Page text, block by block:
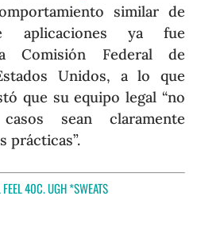
similar de
aplicaciones ya fue
Comisión Federal de
Unidos, a lo que
que su equipo legal “no
sean claramente
prácticas”.
FEEL 40C. UGH *SWEATS